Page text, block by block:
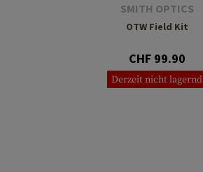
SMITH OPTICS
OTW Field Kit
CHF 99.90
Derzeit nicht lagernd